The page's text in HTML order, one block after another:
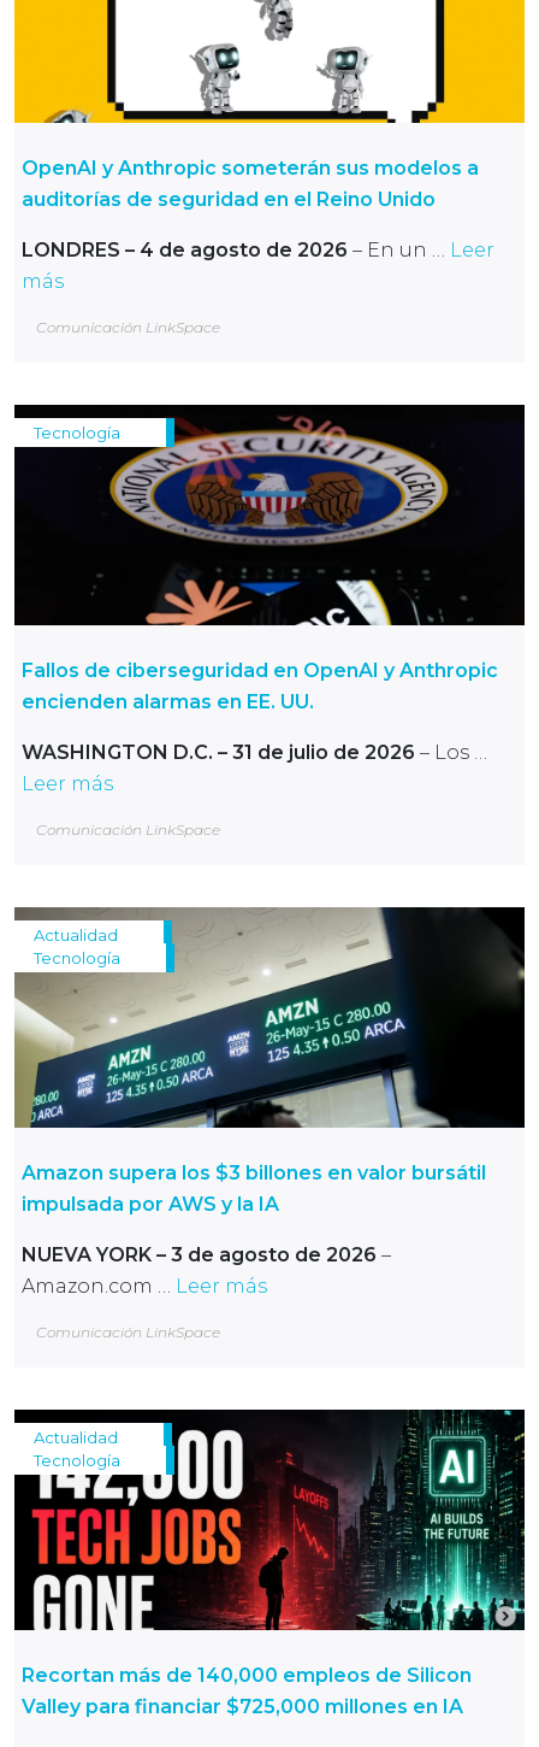
OpenAI y Anthropic someterán sus modelos a
auditorías de seguridad en el Reino Unido
LONDRES – 4 de agosto de 2026 – En un … Leer
más
Comunicación LinkSpace
Tecnología
Fallos de ciberseguridad en OpenAI y Anthropic
encienden alarmas en EE. UU.
WASHINGTON D.C. – 31 de julio de 2026 – Los …
Leer más
Comunicación LinkSpace
Actualidad
Tecnología
Amazon supera los $3 billones en valor bursátil
impulsada por AWS y la IA
NUEVA YORK – 3 de agosto de 2026 –
Amazon.com … Leer más
Comunicación LinkSpace
Actualidad
Tecnología
Recortan más de 140,000 empleos de Silicon
Valley para financiar $725,000 millones en IA